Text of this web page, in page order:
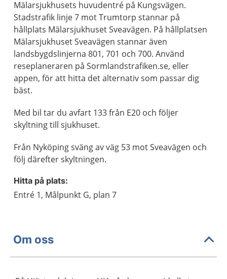
Mälarsjukhusets huvudentré på Kungsvägen.
Stadstrafik linje 7 mot Trumtorp stannar på
hållplats Mälarsjukhuset Sveavägen. På hållplatsen
Mälarsjukhuset Sveavägen stannar även
landsbygdslinjerna 801, 701 och 700. Använd
reseplaneraren på Sormlandstrafiken.se, eller
appen, för att hitta det alternativ som passar dig
bäst.
Med bil tar du avfart 133 från E20 och följer
skyltning till sjukhuset.
Från Nyköping sväng av väg 53 mot Sveavägen och
följ därefter skyltningen.
Hitta på plats:
Entré 1, Målpunkt G, plan 7
Om oss